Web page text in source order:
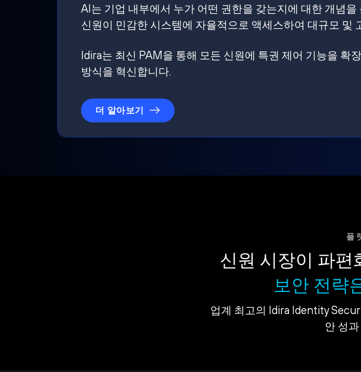
AI는 기업 내부에서 누가 어떤 권한을 갖는지에 대한 개념
신원이 민감한 시스템에 자율적으로 액세스하여 대규모 및
Idira는 최신 PAM을 통해 모든 신원에 특권 제어 기능을 확
방식을 혁신합니다.
더 알아보기
플
신원 시장이 파편
보안 전략
업계 최고의 Idira Identity
안 성